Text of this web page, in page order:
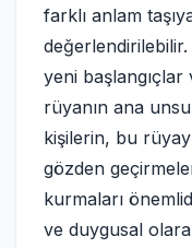
farklı anlam
değerlendirilebilir.
yeni
rüyanın ana
kişilerin, bu
gözden
kurmaları
ve duygusal